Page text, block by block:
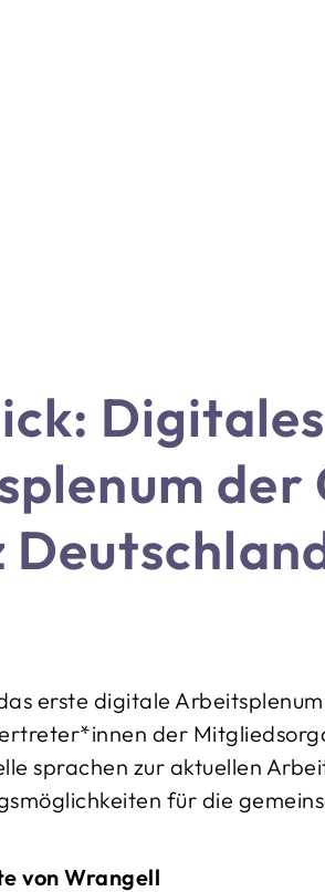
Digitales
der
erste digitale
der
sprachen zur aktuellen
für die
von Wrangell